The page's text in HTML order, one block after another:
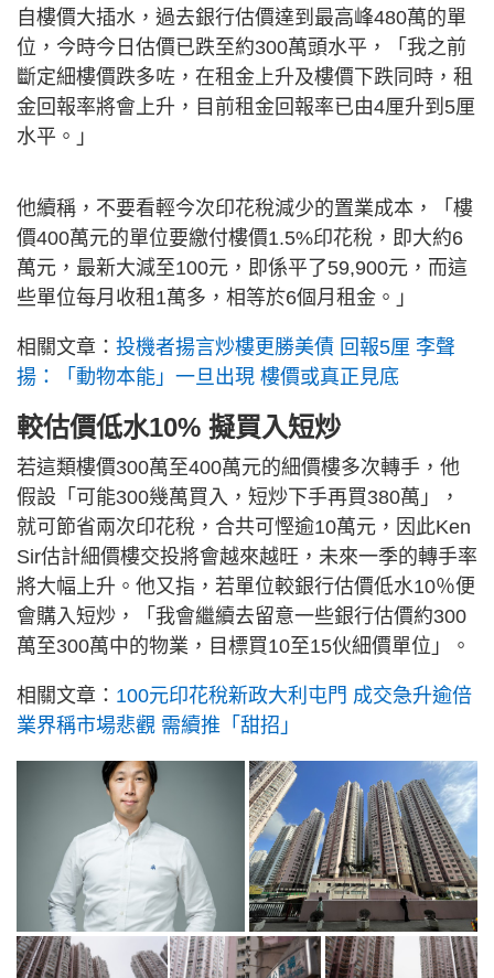
自樓價大插水，過去銀行估價達到最高峰480萬的單
位，今時今日估價已跌至約300萬頭水平，「我之前
斷定細樓價跌多咗，在租金上升及樓價下跌同時，租
金回報率將會上升，目前租金回報率已由4厘升到5厘
水平。」
他續稱，不要看輕今次印花稅減少的置業成本，「樓
價400萬元的單位要繳付樓價1.5%印花稅，即大約6
萬元，最新大減至100元，即係平了59,900元，而這
些單位每月收租1萬多，相等於6個月租金。」
相關文章： 投機者揚言炒樓更勝美債 回報5厘 李聲
揚：「動物本能」一旦出現 樓價或真正見底
較估價低水10% 擬買入短炒
若這類樓價300萬至400萬元的細價樓多次轉手，他
假設「可能300幾萬買入，短炒下手再買380萬」，
就可節省兩次印花稅，合共可慳逾10萬元，因此Ken
Sir估計細價樓交投將會越來越旺，未來一季的轉手率
將大幅上升。他又指，若單位較銀行估價低水10％便
會購入短炒，「我會繼續去留意一些銀行估價約300
萬至300萬中的物業，目標買10至15伙細價單位」。
相關文章： 100元印花稅新政大利屯門 成交急升逾倍
業界稱市場悲觀 需續推「甜招」